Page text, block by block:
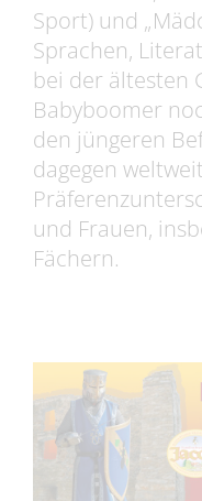
Sport) und
Sprachen,
bei der ältesten
Babyboomer
den jüngeren
dagegen
und Frauen,
Fächern.